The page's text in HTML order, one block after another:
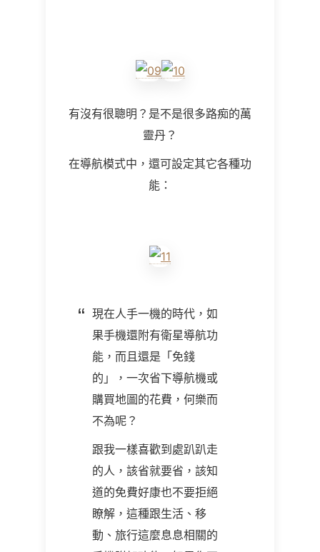
有沒有很聰明？是不是很多路痴的萬
靈丹？
在導航模式中，還可設定其它各種功
能：
現在人手一機的時代，如
果手機還附有衛星導航功
能，而且還是「免錢
的」，一次省下導航機或
購買地圖的花費，何樂而
不為呢？
跟我一樣喜歡到處趴趴走
的人，該省就要省，該知
道的免費好康也不要拒絕
瞭解，這種跟生活、移
動、旅行這麼息息相關的